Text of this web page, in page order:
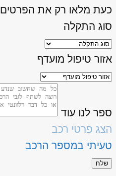
כעת מלאו רק את הפרטים
סוג התקלה
אזור טיפול מועדף
ספר לנו עוד
הצג פרטי רכב
טעיתי במספר הרכב
שלח